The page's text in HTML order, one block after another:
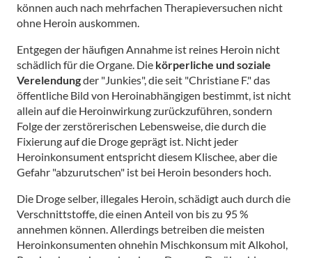
können auch nach mehrfachen Therapieversuchen nicht
ohne Heroin auskommen.
Entgegen der häufigen Annahme ist reines Heroin nicht
schädlich für die Organe. Die körperliche und soziale
Verelendungder "Junkies", die seit "Christiane F." das
öffentliche Bild von Heroinabhängigen bestimmt, ist nicht
allein auf die Heroinwirkung zurückzuführen, sondern
Folge der zerstörerischen Lebensweise, die durch die
Fixierung auf die Droge geprägt ist. Nicht jeder
Heroinkonsument entspricht diesem Klischee, aber die
Gefahr "abzurutschen" ist bei Heroin besonders hoch.
Die Droge selber, illegales Heroin, schädigt auch durch die
Verschnittstoffe, die einen Anteil von bis zu 95 %
annehmen können. Allerdings betreiben die meisten
Heroinkonsumenten ohnehin Mischkonsum mit Alkohol,